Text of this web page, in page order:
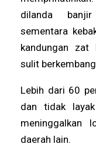
dilanda
sementara
kandungan zat
sulit
Lebih dari 60
dan tidak
meninggalkan
daerah lain.